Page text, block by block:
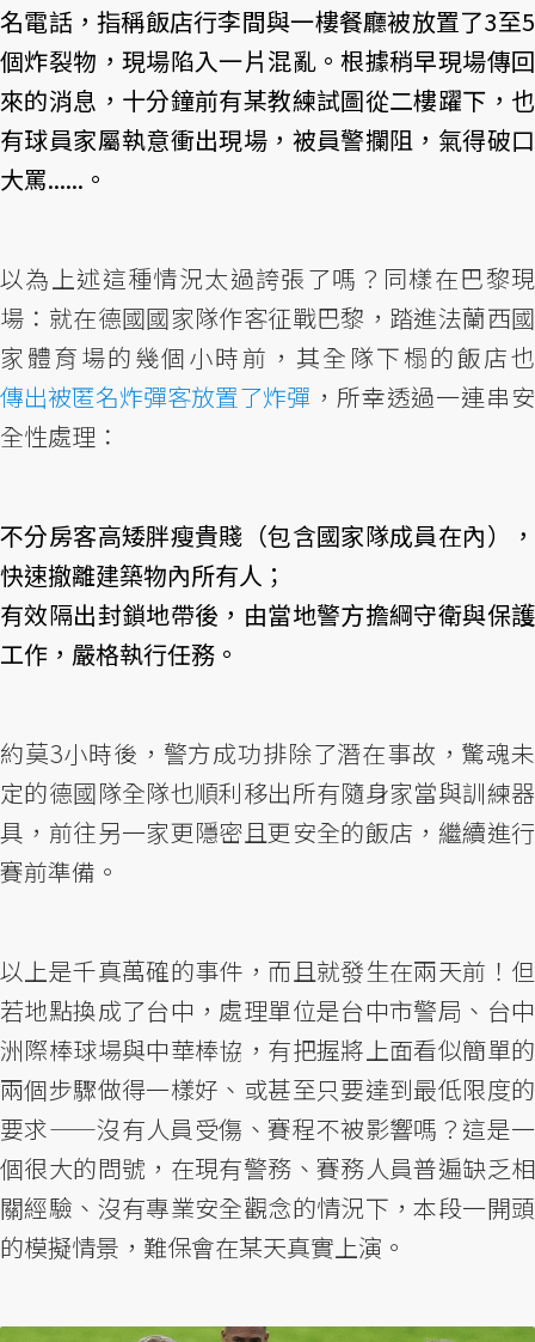
名電話，指稱飯店行李間與一樓餐廳被放置了3至5
個炸裂物，現場陷入一片混亂。根據稍早現場傳回
來的消息，十分鐘前有某教練試圖從二樓躍下，也
有球員家屬執意衝出現場，被員警攔阻，氣得破口
大罵......。
以為上述這種情況太過誇張了嗎？同樣在巴黎現
場：就在德國國家隊作客征戰巴黎，踏進法蘭西國
家體育場的幾個小時前，其全隊下榻的飯店也
傳出被匿名炸彈客放置了炸彈 ，所幸透過一連串安
全性處理：
不分房客高矮胖瘦貴賤（包含國家隊成員在內），
快速撤離建築物內所有人；
有效隔出封鎖地帶後，由當地警方擔綱守衛與保護
工作，嚴格執行任務。
約莫3小時後，警方成功排除了潛在事故，驚魂未
定的德國隊全隊也順利移出所有隨身家當與訓練器
具，前往另一家更隱密且更安全的飯店，繼續進行
賽前準備。
以上是千真萬確的事件，而且就發生在兩天前！但
若地點換成了台中，處理單位是台中市警局、台中
洲際棒球場與中華棒協，有把握將上面看似簡單的
兩個步驟做得一樣好、或甚至只要達到最低限度的
要求——沒有人員受傷、賽程不被影響嗎？這是一
個很大的問號，在現有警務、賽務人員普遍缺乏相
關經驗、沒有專業安全觀念的情況下，本段一開頭
的模擬情景，難保會在某天真實上演。